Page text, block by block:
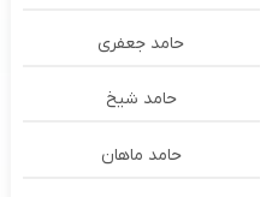
حامد جعفری
حامد شیخ
حامد ماهان